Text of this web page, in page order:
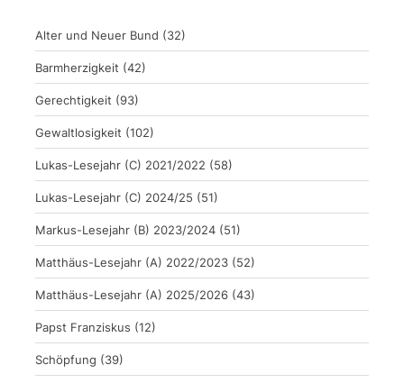
Alter und Neuer Bund (32)
Barmherzigkeit (42)
Gerechtigkeit (93)
Gewaltlosigkeit (102)
Lukas-Lesejahr (C) 2021/2022 (58)
Lukas-Lesejahr (C) 2024/25 (51)
Markus-Lesejahr (B) 2023/2024 (51)
Matthäus-Lesejahr (A) 2022/2023 (52)
Matthäus-Lesejahr (A) 2025/2026 (43)
Papst Franziskus (12)
Schöpfung (39)